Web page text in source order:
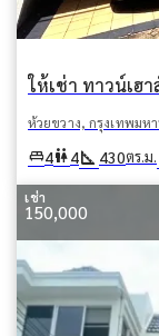
ห้วยขวาง, กรุงเทพมห
king_bed4wc4square_foot 430ตร.ม.
เช่า
150,000